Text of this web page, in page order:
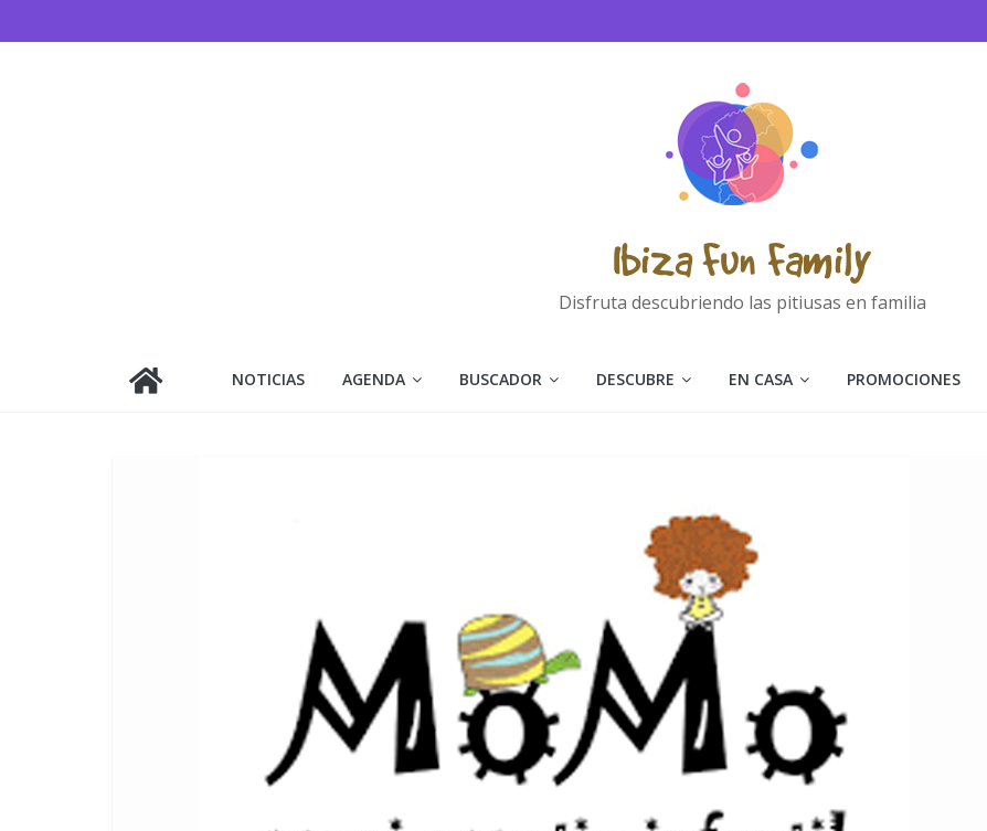
Ibiza Fun Family
Disfruta descubriendo las pitiusas en familia
NOTICIAS AGENDA BUSCADOR DESCUBRE EN CASA PROMOCIONES